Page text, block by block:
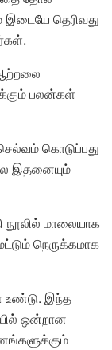
இடையே தெரிவது
பலன்கள்
கொடுப்பது
இதனையும்
நூலில் மாலையாக
நெருக்கமாக
உண்டு. இந்த
ஒன்றான